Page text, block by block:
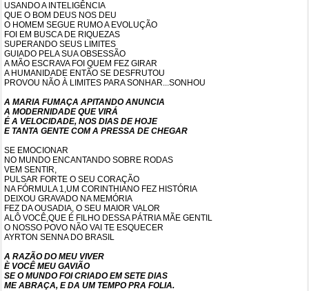
USANDO A INTELIGÊNCIA
QUE O BOM DEUS NOS DEU
O HOMEM SEGUE RUMO A EVOLUÇÃO
FOI EM BUSCA DE RIQUEZAS
SUPERANDO SEUS LIMITES
GUIADO PELA SUA OBSESSÃO
A MÃO ESCRAVA FOI QUEM FEZ GIRAR
A HUMANIDADE ENTÃO SE DESFRUTOU
PROVOU NÃO À LIMITES PARA SONHAR...SONHOU
A MARIA FUMAÇA APITANDO ANUNCIA
A MODERNIDADE QUE VIRÁ
É A VELOCIDADE, NOS DIAS DE HOJE
E TANTA GENTE COM A PRESSA DE CHEGAR
SE EMOCIONAR
NO MUNDO ENCANTANDO SOBRE RODAS
VEM SENTIR,
PULSAR FORTE O SEU CORAÇÃO
NA FÓRMULA 1,UM CORINTHIANO FEZ HISTÓRIA
DEIXOU GRAVADO NA MEMÓRIA
FEZ DA OUSADIA, O SEU MAIOR VALOR
ALÔ VOCÊ,QUE É FILHO DESSA PÁTRIA MÃE GENTIL
O NOSSO POVO NÃO VAI TE ESQUECER
AYRTON SENNA DO BRASIL
A RAZÃO DO MEU VIVER
È VOCÊ MEU GAVIÃO
SE O MUNDO FOI CRIADO EM SETE DIAS
ME ABRAÇA, E DA UM TEMPO PRA FOLIA.